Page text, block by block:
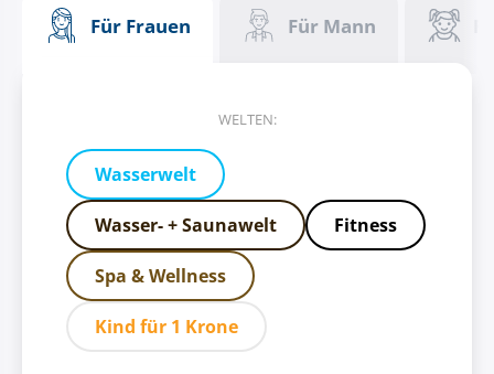
Für Frauen Für Mann
WELTEN:
Wasserwelt
Wasser- + Saunawelt Fitness
Spa & Wellness
Kind für 1 Krone